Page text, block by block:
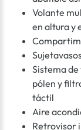
Volante
en altura y
Sistema
pólen y
táctil
Aire
Retrovisor